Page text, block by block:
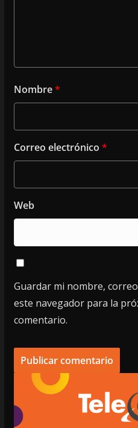
Nombre*
Correo electrónico *
Web
Guardar mi nombre,
este navegador para la
comentario.